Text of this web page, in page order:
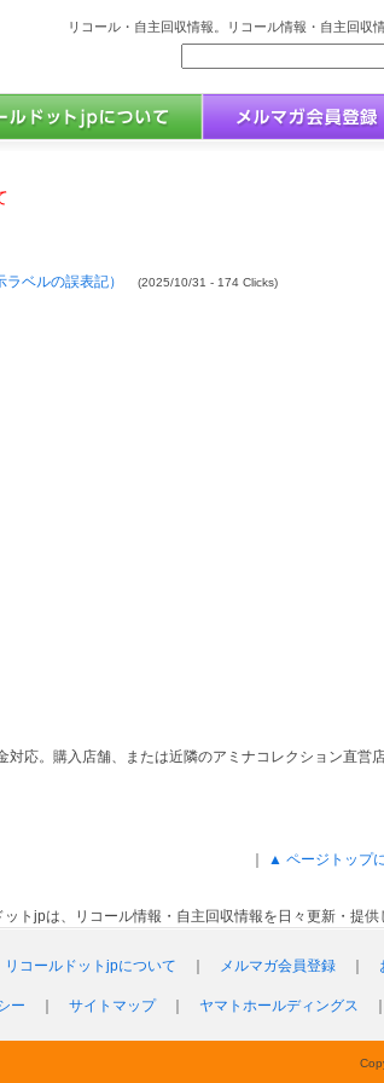
リコール・自主回収情報。リコール情報・自主回収
ベルの誤表記）
(2025/10/31 - 174 Clicks)
応。購入店舗、または近隣のアミナコレクション直営
▲ ページトップ
トjpは、リコール情報・自主回収情報を日々更新・提供
リコールドットjpについて メルマガ会員登録
ー サイトマップ｜ ヤマトホールディングス